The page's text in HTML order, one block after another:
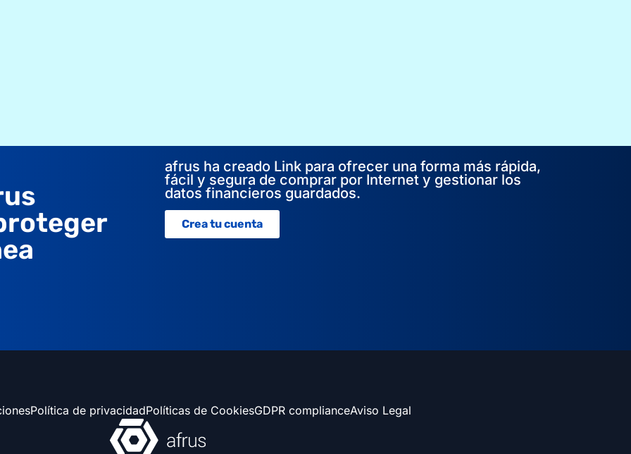
afrus ha creado Link para ofrecer una forma más rápida,
fácil y segura de comprar por Internet y gestionar los
datos financieros guardados.
Crea tu cuenta
Política de privacidadPolíticas de CookiesGDPR complianceAviso Legal